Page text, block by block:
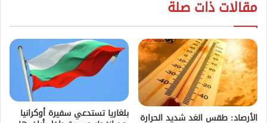
مقالات ذات صلة
الأرصاد: طقس الغد شديد الحرارة بلغاريا تستدعي سفيرة أوكرانيا